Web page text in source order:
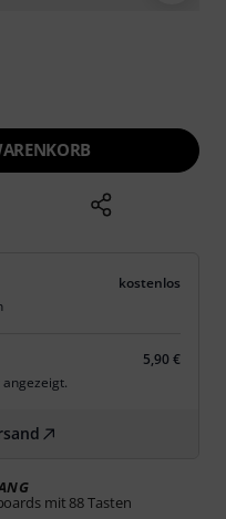
kostenlos
5,90 €
mit 88 Tasten